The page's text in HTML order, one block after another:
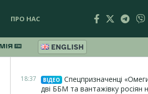
ПРО НАС
ENGLISH
18:37 ВІДЕО
Спецпризначенці
дві ББМ та вантажівку росіян